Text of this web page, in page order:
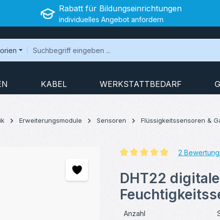
Rabatt für Bildungseinrichtungen
individuelles Angebot anfordern
KABEL WERKSTATTBEDARF
Erweiterungsmodule Sensoren Flüssigkeitssensoren &
2
DHT22
Anzahl